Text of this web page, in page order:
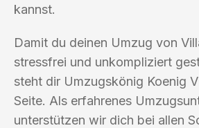
kannst.
Damit du deinen Umzug von
stressfrei und unkompliziert
steht dir Umzugskönig Koenig
Seite. Als erfahrenes
unterstützen wir dich bei allen